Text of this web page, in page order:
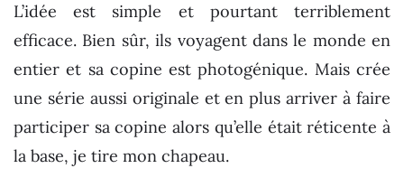
L’idée est simple et pourtant terriblement
efficace. Bien sûr, ils voyagent dans le monde en
entier et sa copine est photogénique. Mais crée
une série aussi originale et en plus arriver à faire
participer sa copine alors qu’elle était réticente à
la base, je tire mon chapeau.